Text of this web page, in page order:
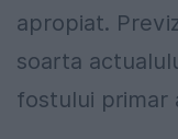
apropiat.
soarta
fostului primar